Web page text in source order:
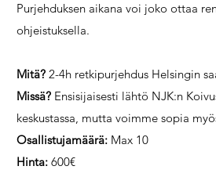
Purjehduksen aikana voi joko ottaa
ohjeistuksella.
Mitä? 2-4h retkipurjehdus Helsingin
Missä? Ensisijaisesti lähtö NJK:n
keskustassa, mutta voimme sopia
Osallistujamäärä: Max 10
Hinta: 600€